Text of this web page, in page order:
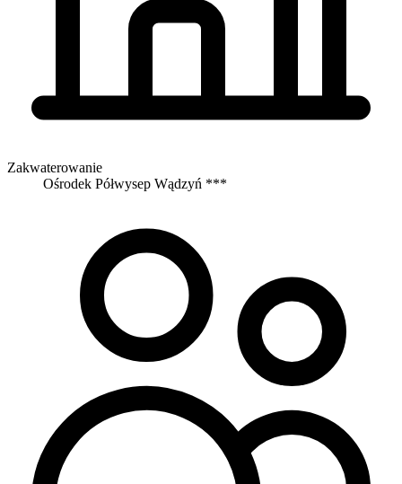
Zakwaterowanie
Ośrodek Półwysep Wądzyń ***